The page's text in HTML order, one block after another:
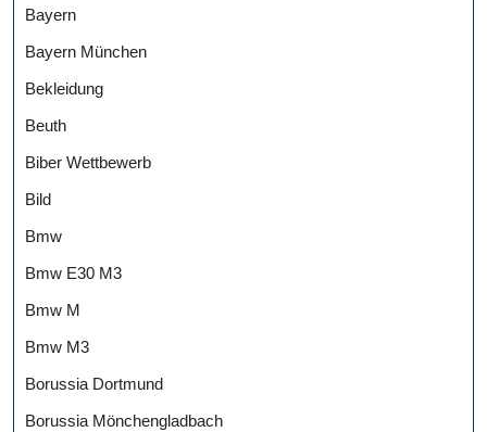
Bayern
Bayern München
Bekleidung
Beuth
Biber Wettbewerb
Bild
Bmw
Bmw E30 M3
Bmw M
Bmw M3
Borussia Dortmund
Borussia Mönchengladbach